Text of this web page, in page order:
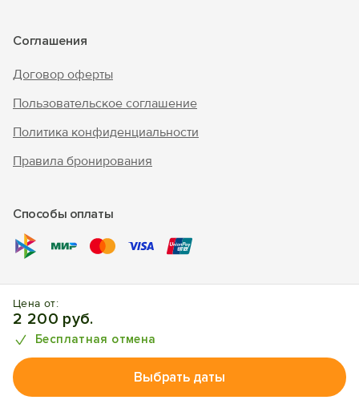
Цена от:
2 200 руб.
Бесплатная отмена
Выбрать даты
Соглашения
Договор оферты
Пользовательское соглашение
Политика конфиденциальности
Правила бронирования
Способы оплаты
© 2010 - 2026 "В Крым - инфо"
Отдых в Заозерном. Отели, апартаменты, частный сектор.